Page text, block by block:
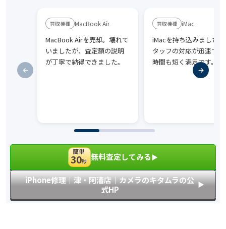
MacBook Air
MacBook Airを売却。壊れて
いましたが、査定額の説明
が丁寧で納得できました。
iMac
iMacを持ち込みました
タッフの対応が迅速で、
時間も短く満足です。
簡単
30秒 無料査定してみる▶︎
iPhone修理｜津・阿漕店｜カメラのキタムラの公
式HP
▶︎